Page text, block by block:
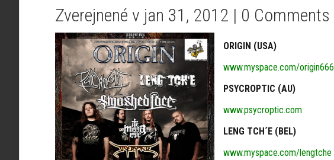
Zverejnené v jan 31, 2012 | 0 Comments
ORIGIN (USA)
www.myspace.com/origin666
PSYCROPTIC (AU)
www.psycroptic.com
LENG TCH´E (BEL)
www.myspace.com/lengtche